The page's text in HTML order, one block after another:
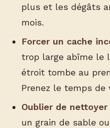
plus et les dégâts
mois.
Forcer un cache
trop large abîme le
étroit tombe au
Prenez le temps de
Oublier de
un grain de sable